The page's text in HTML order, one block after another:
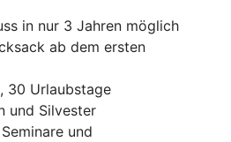
in nur 3 Jahren möglich
ab dem ersten
30 Urlaubstage
und Silvester
und